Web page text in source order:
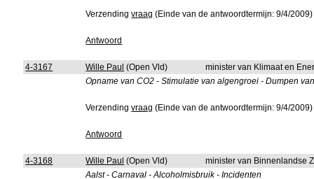
Verzendingvraag (Einde van de antwoordtermijn: 9/4/2009)
Antwoord
4-3167 Wille Paul (Open Vld)
minister van Klimaat en
Opname van CO2 - Stimulatie van algengroei - Dumpen
Verzendingvraag (Einde van de antwoordtermijn: 9/4/2009)
Antwoord
4-3168 Wille Paul (Open Vld)
minister van Binnenlandse
Aalst - Carnaval - Alcoholmisbruik - Incidenten